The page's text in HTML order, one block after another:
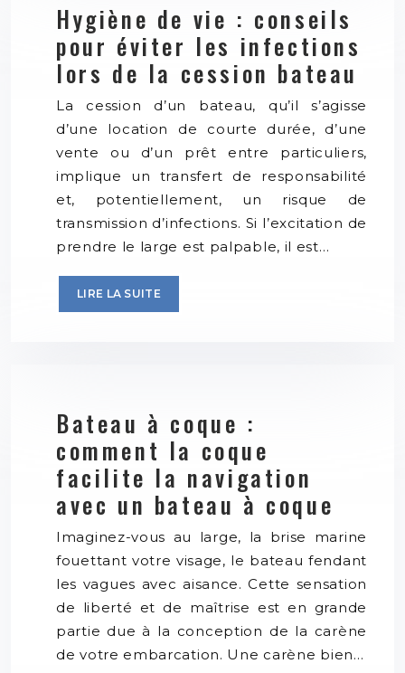
Hygiène de vie : conseils
pour éviter les infections
lors de la cession bateau
La cession d’un bateau, qu’il s’agisse
d’une location de courte durée, d’une
vente ou d’un prêt entre particuliers,
implique un transfert de responsabilité
et, potentiellement, un risque de
transmission d’infections. Si l’excitation de
prendre le large est palpable, il est…
LIRE LA SUITE
Bateau à coque :
comment la coque
facilite la navigation
avec un bateau à coque
Imaginez-vous au large, la brise marine
fouettant votre visage, le bateau fendant
les vagues avec aisance. Cette sensation
de liberté et de maîtrise est en grande
partie due à la conception de la carène
de votre embarcation. Une carène bien…